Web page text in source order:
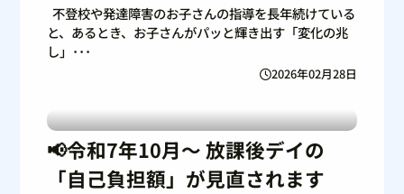
2026年02月28日
不登校や発達障害のお子さんの指導を長年続けている
と、あるとき、お子さんがパッと輝き出す「変化の兆
し」･･･
📢令和7年10月〜 放課後デイの
「自己負担額」が見直されます